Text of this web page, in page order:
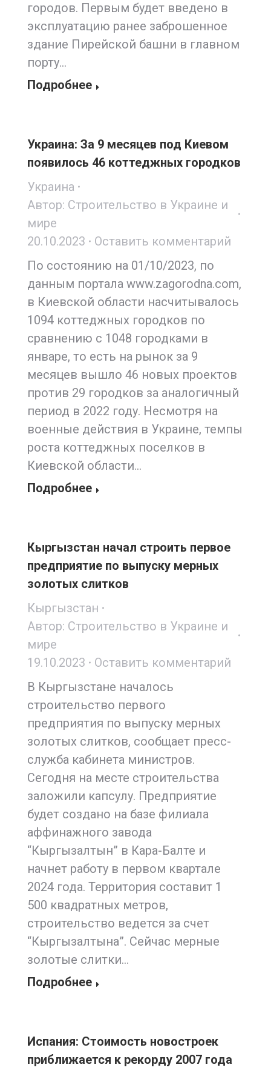
городов. Первым будет введено в
эксплуатацию ранее заброшенное
здание Пирейской башни в главном
порту…
Подробнее
Украина: За 9 месяцев под Киевом
появилось 46 коттеджных городков
Украина
Автор: Строительство в Украине и
мире
20.10.2023
Оставить комментарий
По состоянию на 01/10/2023, по
данным портала www.zagorodna.com,
в Киевской области насчитывалось
1094 коттеджных городков по
сравнению с 1048 городками в
январе, то есть на рынок за 9
месяцев вышло 46 новых проектов
против 29 городков за аналогичный
период в 2022 году. Несмотря на
военные действия в Украине, темпы
роста коттеджных поселков в
Киевской области…
Подробнее
Кыргызстан начал строить первое
предприятие по выпуску мерных
золотых слитков
Кыргызстан
Автор: Строительство в Украине и
мире
19.10.2023
Оставить комментарий
В Кыргызстане началось
строительство первого
предприятия по выпуску мерных
золотых слитков, сообщает пресс-
служба кабинета министров.
Сегодня на месте строительства
заложили капсулу. Предприятие
будет создано на базе филиала
аффинажного завода
“Кыргызалтын” в Кара-Балте и
начнет работу в первом квартале
2024 года. Территория составит 1
500 квадратных метров,
строительство ведется за счет
“Кыргызалтына”. Сейчас мерные
золотые слитки…
Подробнее
Испания: Стоимость новостроек
приближается к рекорду 2007 года